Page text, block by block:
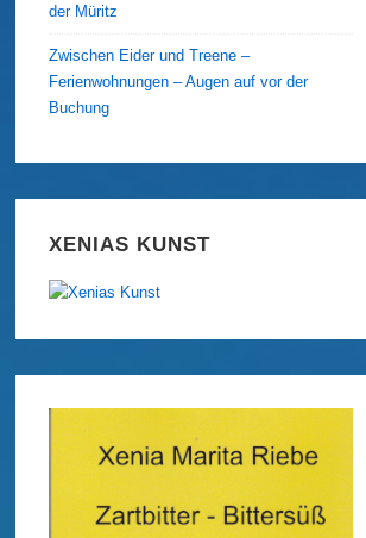
der Müritz
Zwischen Eider und Treene –
Ferienwohnungen – Augen auf vor der
Buchung
XENIAS KUNST